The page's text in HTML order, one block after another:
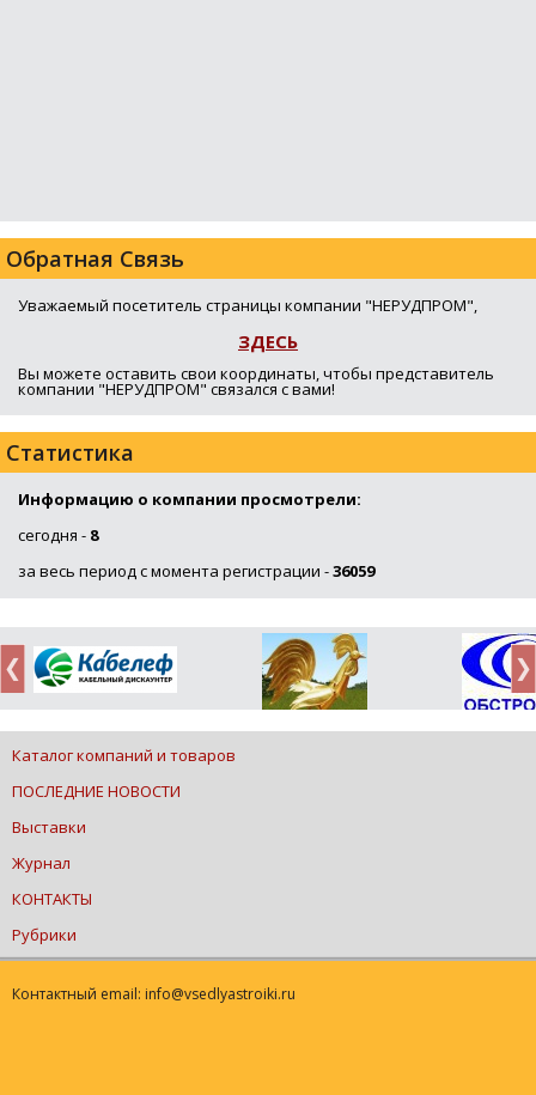
Обратная Связь
Уважаемый посетитель страницы компании "НЕРУДПРОМ",
ЗДЕСЬ
Вы можете оставить свои координаты, чтобы представитель
компании "НЕРУДПРОМ" связался с вами!
Статистика
Информацию о компании просмотрели:
сегодня - 8
за весь период с момента регистрации -36059
Каталог компаний и товаров
ПОСЛЕДНИЕ НОВОСТИ
Выставки
Журнал
КОНТАКТЫ
Рубрики
Контактный email: info@vsedlyastroiki.ru